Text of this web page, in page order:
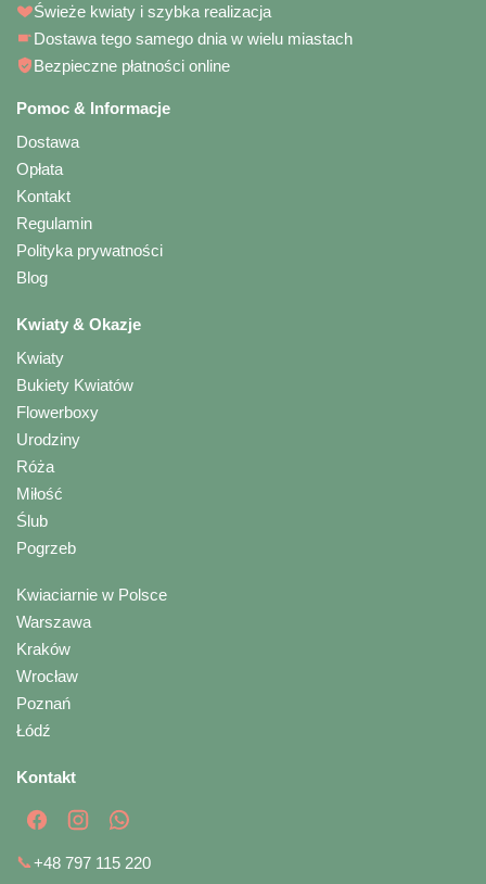
Świeże kwiaty i szybka realizacja
Dostawa tego samego dnia w wielu miastach
Bezpieczne płatności online
Pomoc & Informacje
Dostawa
Opłata
Kontakt
Regulamin
Polityka prywatności
Blog
Kwiaty & Okazje
Kwiaty
Bukiety Kwiatów
Flowerboxy
Urodziny
Róża
Miłość
Ślub
Pogrzeb
Kwiaciarnie w Polsce
Warszawa
Kraków
Wrocław
Poznań
Łódź
Kontakt
📞+48 797 115 220